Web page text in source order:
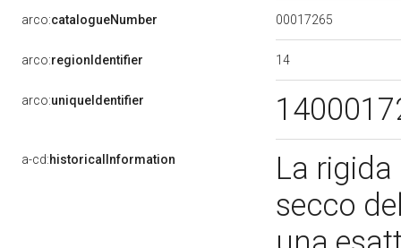
arco:catalogueNumber 00017265
arco:regionIdentifier 14
arco:uniqueIdentifier
a-cd:historicalInformation
La
secco